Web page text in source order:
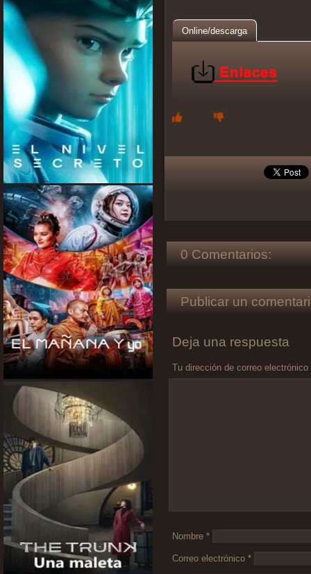
Online/descarga
0 Comentarios:
Publicar un
Deja una respuesta
Tu dirección de correo
Nombre *
Correo electrónico *